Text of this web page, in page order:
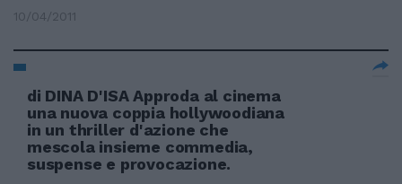
10/04/2011
di DINA D'ISA Approda al cinema
una nuova coppia hollywoodiana
in un thriller d'azione che
mescola insieme commedia,
suspense e provocazione.